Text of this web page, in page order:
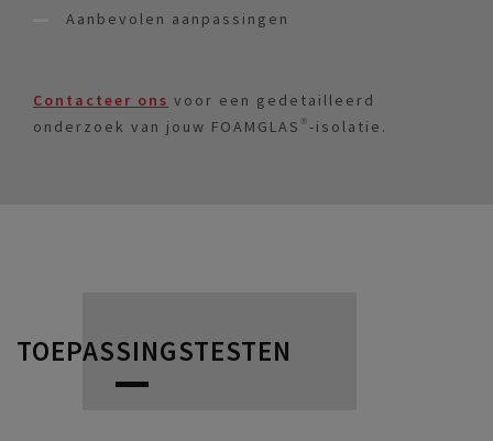
Aanbevolen aanpassingen
Contacteer ons voor een gedetailleerd
onderzoek van jouw FOAMGLAS®-isolatie.
TOEPASSINGSTESTEN